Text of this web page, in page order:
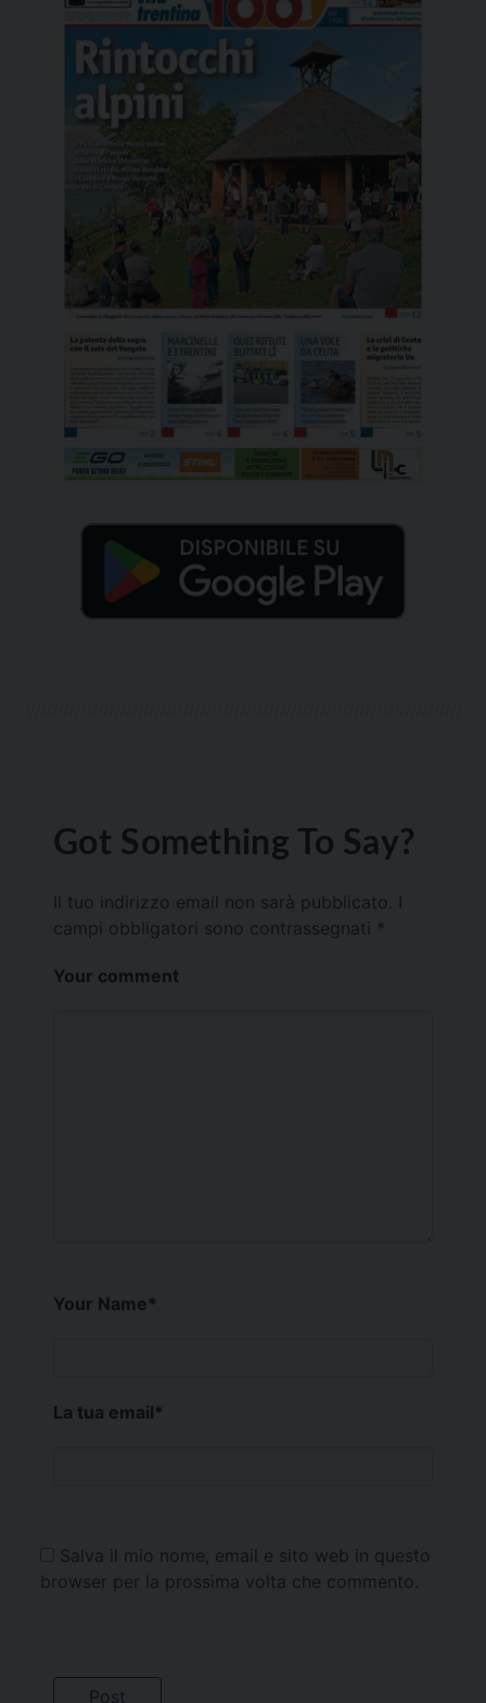
Got Something To Say?
Il tuo indirizzo email non sarà pubblicato.
campi obbligatori sono contrassegnati *
Your comment
Your Name*
La tua email*
Salva il mio nome, email e sito web in questo
browser per la prossima volta che commento.